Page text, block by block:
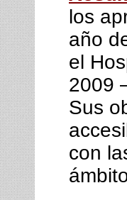
los
año
el
2009
Sus
con